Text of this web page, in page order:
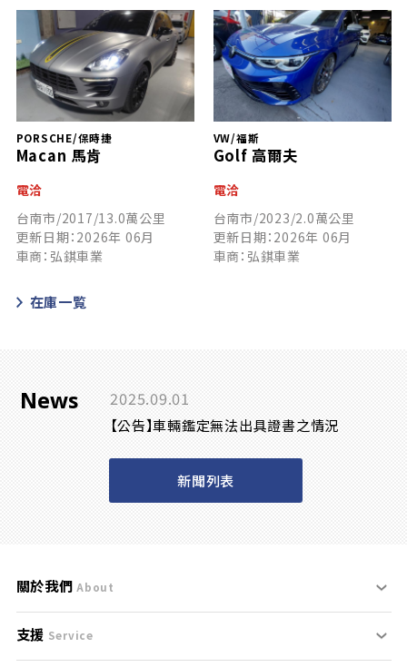
PORSCHE/保時捷
Macan 馬肯
電洽
台南市/2017/13.0萬公里
更新日期：2026年 06月
車商：弘錤車業
VW/福斯
Golf 高爾夫
電洽
台南市/2023/2.0萬公里
更新日期：2026年 06月
車商：弘錤車業
在庫一覧
News 2025.09.01
【公告】車輛鑑定無法出具證書之情況
新聞列表
關於我們 About
刊登規範
支援 Service